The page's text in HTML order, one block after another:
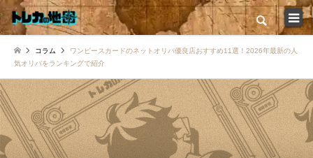
検索
トップ
カードショップ一覧
コラム一覧
コラム
ワンピースカードのネットオリパ優良店おすすめ11選！2026年最新の人
気オリパをランキングで紹介